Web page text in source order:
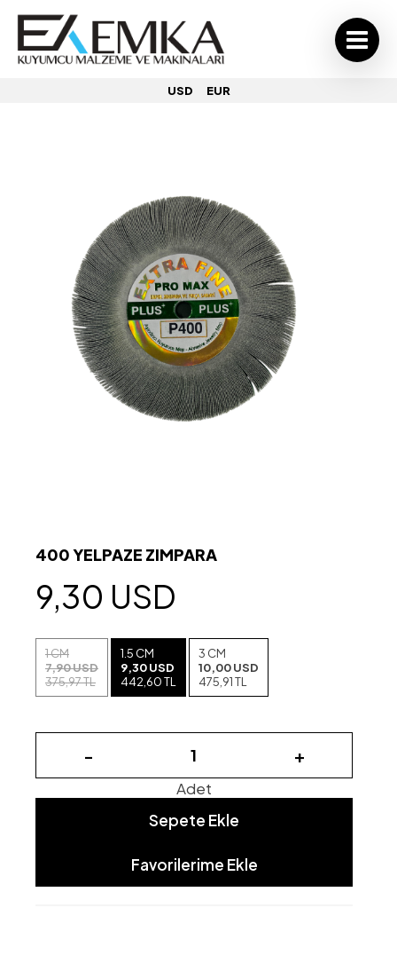
USD EUR
400 YELPAZE ZIMPARA
9,30 USD
1 CM
7,90 USD
375,97 TL
1.5 CM
9,30 USD
442,60 TL
3 CM
10,00 USD
475,91 TL
- +
Adet
Sepete Ekle
Favorilerime Ekle